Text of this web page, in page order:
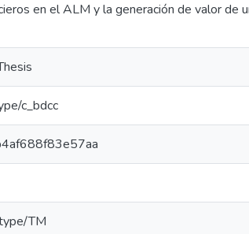
en el ALM y la generación de valor de
c_bdcc
TM